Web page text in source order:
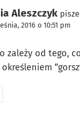
Aleszczyk
2016 o 10:51 pm
zależy od tego,